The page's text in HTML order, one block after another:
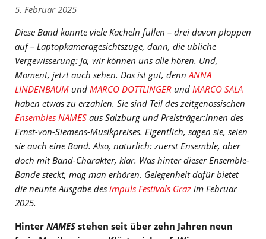
5. Februar 2025
Diese Band könnte viele Kacheln füllen – drei davon ploppen
auf – Laptopkameragesichtszüge, dann, die übliche
Vergewisserung: Ja, wir können uns alle hören. Und,
Moment, jetzt auch sehen. Das ist gut, denn ANNA
LINDENBAUM und MARCO DÖTTLINGER und MARCO SALA
haben etwas zu erzählen. Sie sind Teil des zeitgenössischen
Ensembles NAMES aus Salzburg und Preisträger:innen des
Ernst-von-Siemens-Musikpreises. Eigentlich, sagen sie, seien
sie auch eine Band. Also, natürlich: zuerst Ensemble, aber
doch mit Band-Charakter, klar. Was hinter dieser Ensemble-
Bande steckt, mag man erhören. Gelegenheit dafür bietet
die neunte Ausgabe des impuls Festivals Graz im Februar
2025.
Hinter NAMES stehen seit über zehn Jahren neun